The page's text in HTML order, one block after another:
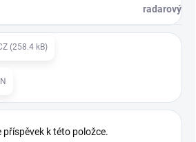
radarový
(258.4 kB)
k této položce.